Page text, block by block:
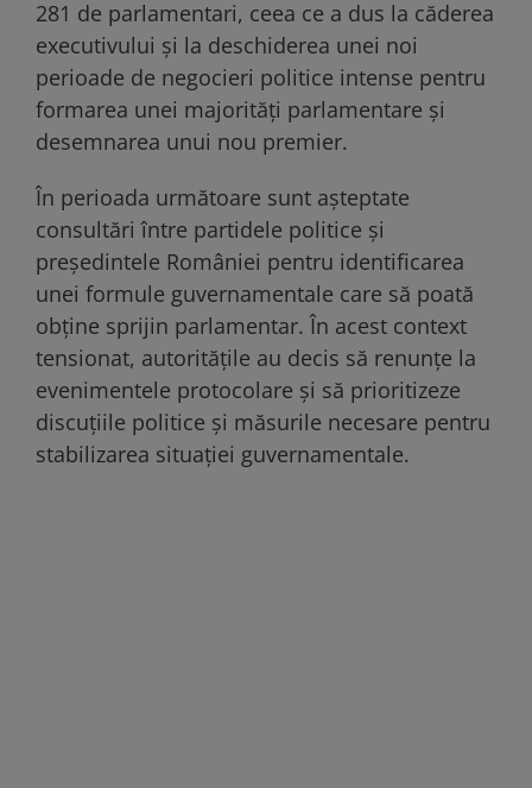
281 de parlamentari, ceea ce a dus la căderea
executivului și la deschiderea unei noi
perioade de negocieri politice intense pentru
formarea unei majorități parlamentare și
desemnarea unui nou premier.
În perioada următoare sunt așteptate
consultări între partidele politice și
președintele României pentru identificarea
unei formule guvernamentale care să poată
obține sprijin parlamentar. În acest context
tensionat, autoritățile au decis să renunțe la
evenimentele protocolare și să prioritizeze
discuțiile politice și măsurile necesare pentru
stabilizarea situației guvernamentale.